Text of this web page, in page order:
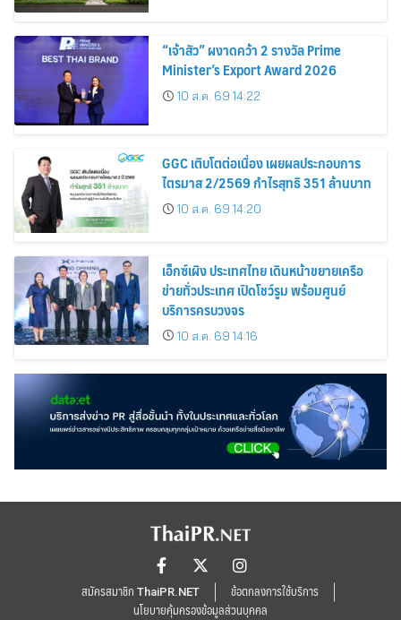
“เจ้าสัว” ผงาดคว้า 2 รางวัล Prime
Minister’s Export Award 2026
10 ส.ค. 69 14:22
GGC เติบโตต่อเนื่อง เผยผลประกอบการ
ไตรมาส 2/2569 กำไรสุทธิ 351 ล้านบาท
10 ส.ค. 69 14:20
เอ็กซ์เผิง ประเทศไทย เดินหน้าขยายเครือ
ข่ายทั่วประเทศ เปิดโชว์รูม พร้อมศูนย์
บริการครบวงจร
10 ส.ค. 69 14:16
สมัครสมาชิก ThaiPR.NET
ข้อตกลงการใช้บริการ
นโยบายคุ้มครองข้อมูลส่วนบุคคล